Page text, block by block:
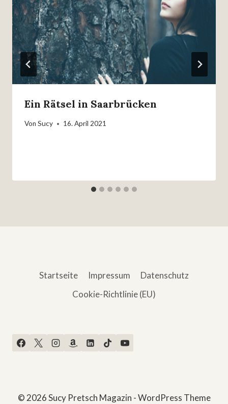
Ein Rätsel in Saarbrücken
Von Sucy 16. April 2021
Startseite Impressum
Datenschutz
Cookie-Richtlinie (EU)
© 2026 Sucy Pretsch Magazin - WordPress Theme